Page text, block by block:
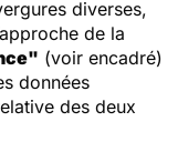
diverses,
de la
(voir encadré)
données
des deux